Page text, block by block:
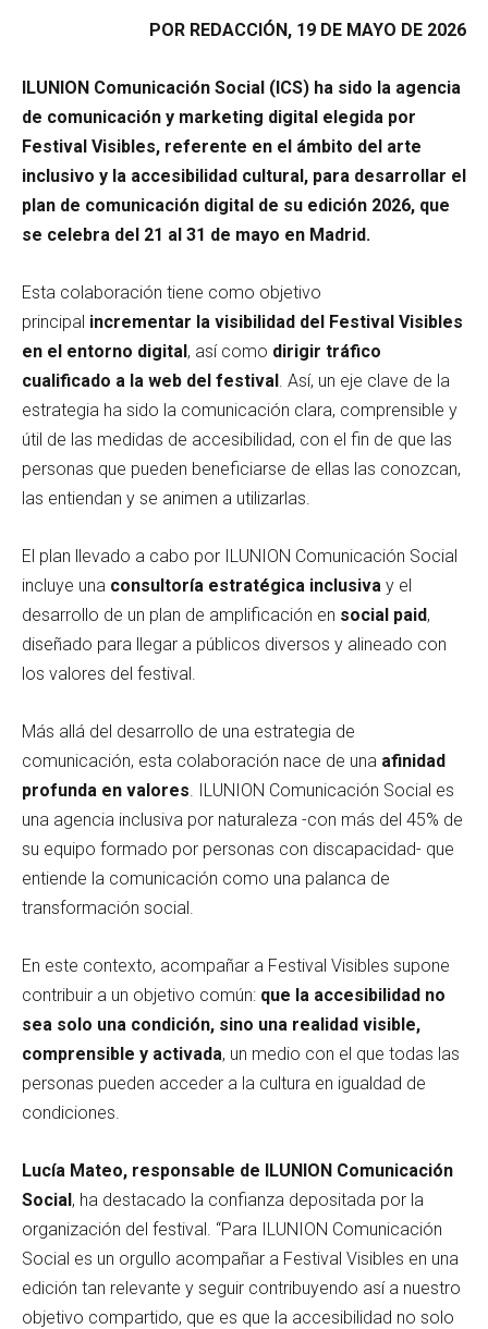
POR REDACCIÓN, 19 DE MAYO DE 2026
ILUNION Comunicación Social (ICS) ha sido la agencia
de comunicación y marketing digital elegida por
Festival Visibles, referente en el ámbito del arte
inclusivo y la accesibilidad cultural, para desarrollar el
plan de comunicación digital de su edición 2026, que
se celebra del 21 al 31 de mayo en Madrid.
Esta colaboración tiene como objetivo
principal incrementar la visibilidad del Festival Visibles
en el entorno digital, así como dirigir tráfico
cualificado a la web del festival . Así, un eje clave de la
estrategia ha sido la comunicación clara, comprensible y
útil de las medidas de accesibilidad, con el fin de que las
personas que pueden beneficiarse de ellas las conozcan,
las entiendan y se animen a utilizarlas.
El plan llevado a cabo por ILUNION Comunicación Social
incluye una consultoría estratégica inclusiva y el
desarrollo de un plan de amplificación en social paid,
diseñado para llegar a públicos diversos y alineado con
los valores del festival.
Más allá del desarrollo de una estrategia de
comunicación, esta colaboración nace de una afinidad
profunda en valores . ILUNION Comunicación Social es
una agencia inclusiva por naturaleza -con más del 45% de
su equipo formado por personas con discapacidad- que
entiende la comunicación como una palanca de
transformación social.
En este contexto, acompañar a Festival Visibles supone
contribuir a un objetivo común: que la accesibilidad no
sea solo una condición, sino una realidad visible,
comprensible y activada, un medio con el que todas las
personas pueden acceder a la cultura en igualdad de
condiciones.
Lucía Mateo, responsable de ILUNION Comunicación
Social, ha destacado la confianza depositada por la
organización del festival. “Para ILUNION Comunicación
Social es un orgullo acompañar a Festival Visibles en una
edición tan relevante y seguir contribuyendo así a nuestro
objetivo compartido, que es que la accesibilidad no solo